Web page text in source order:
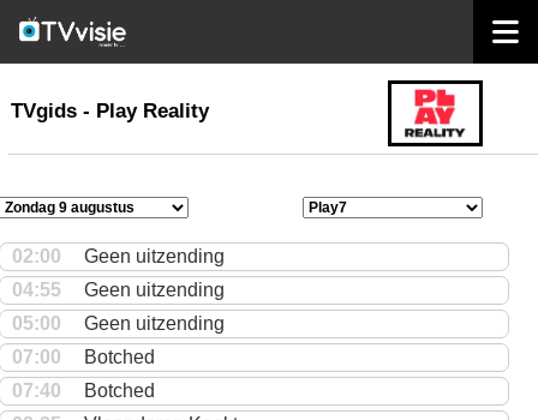
TVgids
TVgids - Play Reality
02:00
Geen uitzending
04:55
Geen uitzending
05:00
Geen uitzending
07:00
Botched
07:40
Botched